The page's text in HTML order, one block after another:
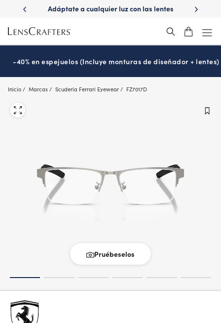
main
content
Adáptate a cualquier luz con las lentes
¿Es hora de
-40% en espejuelos (Incluye monturas de diseñador + lentes)
Inicio Marcas Scuderia Ferrari Eyewear FZ7017D
Pruébeselos